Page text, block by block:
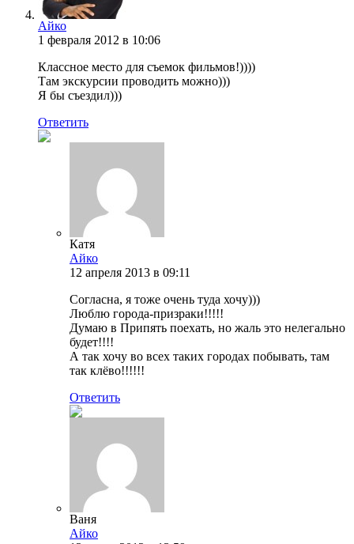
Айко
1 февраля 2012 в 10:06
Классное место для съемок фильмов!))))
Там экскурсии проводить можно)))
Я бы съездил)))
Ответить
Катя
Айко
12 апреля 2013 в 09:11
Согласна, я тоже очень туда хочу)))
Люблю города-призраки!!!!!
Думаю в Припять поехать, но жаль это нелегально
будет!!!!
А так хочу во всех таких городах побывать, там
так клёво!!!!!!
Ответить
Ваня
Айко